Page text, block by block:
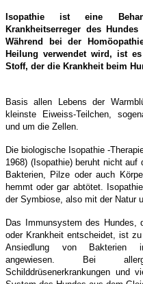
Isopathie ist eine
Krankheitserreger des
Während bei der
Heilung verwendet wird, ist
Stoff, der die Krankheit beim
Basis allen Lebens der
kleinste Eiweiss-Teilchen,
und um die Zellen.
Die biologische Isopathie -
1968) (Isopathie) beruht nicht
Bakterien, Pilze oder auch
hemmt oder gar abtötet.
der Symbiose, also mit der Natur
Das Immunsystem des Hundes,
oder Krankheit entscheidet, ist
Ansiedlung von Bakterien
angewiesen. Bei
Schilddrüsenerkrankungen und